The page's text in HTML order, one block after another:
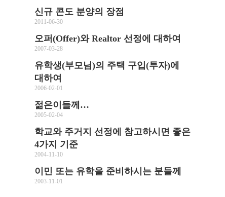
신규 콘도 분양의 장점
2011-06-30
오퍼(Offer)와 Realtor 선정에 대하여
2007-03-28
유학생(부모님)의 주택 구입(투자)에
대하여
2006-02-01
젊은이들께…
2005-02-04
학교와 주거지 선정에 참고하시면 좋은
4가지 기준
2004-11-10
이민 또는 유학을 준비하시는 분들께
2003-11-01